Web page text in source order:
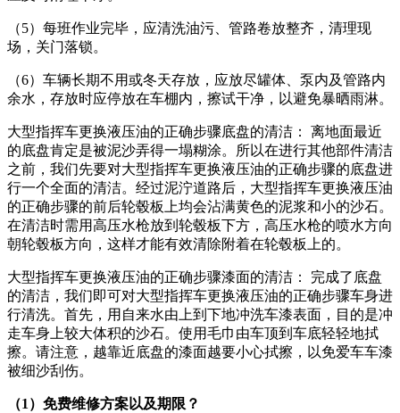
（5）每班作业完毕，应清洗油污、管路卷放整齐，清理现
场，关门落锁。
（6）车辆长期不用或冬天存放，应放尽罐体、泵内及管路内
余水，存放时应停放在车棚内，擦试干净，以避免暴晒雨淋。
大型指挥车更换液压油的正确步骤底盘的清洁： 离地面最近
的底盘肯定是被泥沙弄得一塌糊涂。所以在进行其他部件清洁
之前，我们先要对大型指挥车更换液压油的正确步骤的底盘进
行一个全面的清洁。经过泥泞道路后，大型指挥车更换液压油
的正确步骤的前后轮毂板上均会沾满黄色的泥浆和小的沙石。
在清洁时需用高压水枪放到轮毂板下方，高压水枪的喷水方向
朝轮毂板方向，这样才能有效清除附着在轮毂板上的。
大型指挥车更换液压油的正确步骤漆面的清洁： 完成了底盘
的清洁，我们即可对大型指挥车更换液压油的正确步骤车身进
行清洗。首先，用自来水由上到下地冲洗车漆表面，目的是冲
走车身上较大体积的沙石。使用毛巾由车顶到车底轻轻地拭
擦。请注意，越靠近底盘的漆面越要小心拭擦，以免爱车车漆
被细沙刮伤。
（1）免费维修方案以及期限？